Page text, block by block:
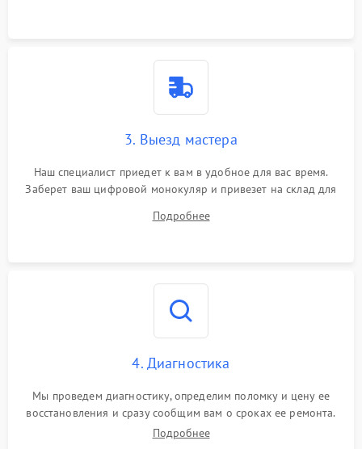
3. Выезд мастера
Наш специалист приедет к вам в удобное для вас время.
Заберет ваш цифровой монокуляр и привезет на склад для
Подробнее
4. Диагностика
Мы проведем диагностику, определим поломку и цену ее
восстановления и сразу сообщим вам о сроках ее ремонта.
Подробнее